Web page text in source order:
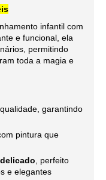
infantil com
e funcional, ela
permitindo
toda a magia e
garantindo
com pintura que
, perfeito
e elegantes